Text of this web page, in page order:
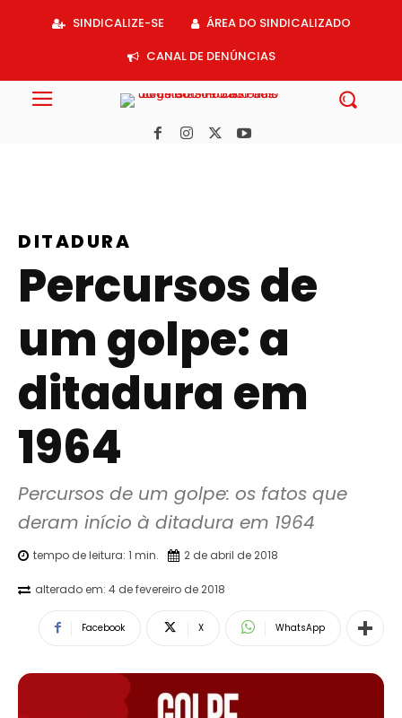
SINDICALIZE-SE
ÁREA DO SINDICALIZADO
CANAL DE DENÚNCIAS
DITADURA
Percursos de
um golpe: a
ditadura em
1964
Percursos de um golpe: os fatos que
deram início à ditadura em 1964
tempo de leitura: 1 min. 2 de abril de 2018
alterado em: 4 de fevereiro de 2018
Facebook X WhatsApp